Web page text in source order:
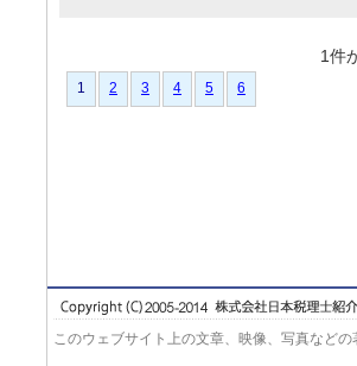
1件
1 2 3 4 5 6
このウェブサイト上の文章、映像、写真など